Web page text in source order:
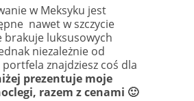
w Meksyku jest
nawet w szczycie
brakuje luksusowych
niezależnie od
znajdziesz coś dla
prezentuje moje
razem z cenami 🙂